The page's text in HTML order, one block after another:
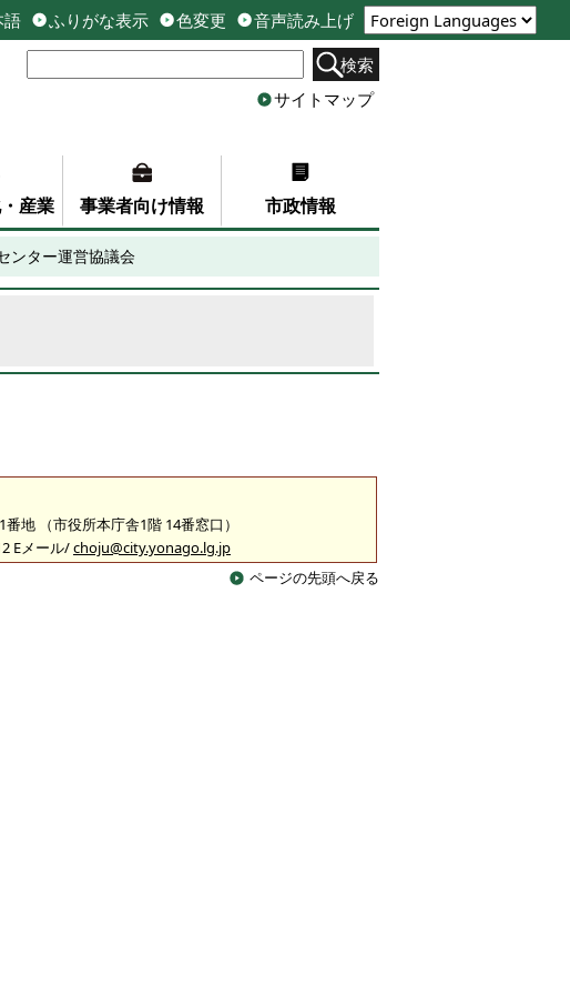
語 ふりがな表示 色変更
音声読み上げ
検索
サイトマップ
産業 事業者向け情報 市政情報
ンター運営協議会
地 （市役所本庁舎1階 14番窓口）
Eメール/choju@city.yonago.lg.jp
ページの先頭へ戻る